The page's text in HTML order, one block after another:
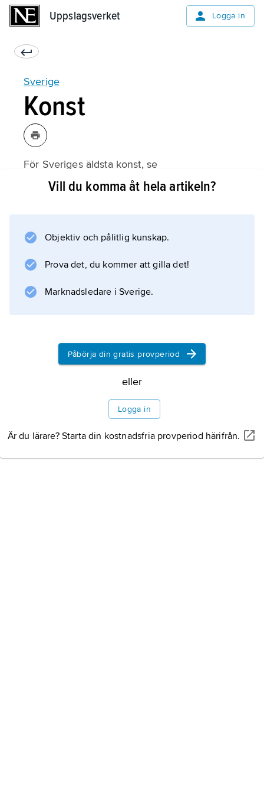
Uppslagsverket Logga in
Sverige
Konst
För Sveriges äldsta konst, se
hällristningar
runinskrifter
.
Medeltiden
1800-talet
1900- och 2000-talet
Information om artikeln
Vill du komma åt hela artikeln?
Objektiv och pålitlig kunskap.
Prova det, du kommer att gilla det!
Marknadsledare i Sverige.
Påbörja din gratis provperiod
eller
Logga in
Är du lärare? Starta din kostnadsfria provperiod härifrån.